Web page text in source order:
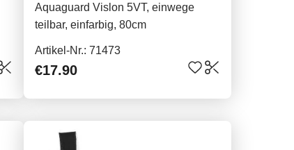
Aquaguard Vislon 5VT, einwege
teilbar, einfarbig, 80cm
Artikel-Nr.: 71473
€17.90